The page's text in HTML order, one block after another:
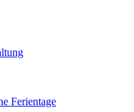
Ferientage